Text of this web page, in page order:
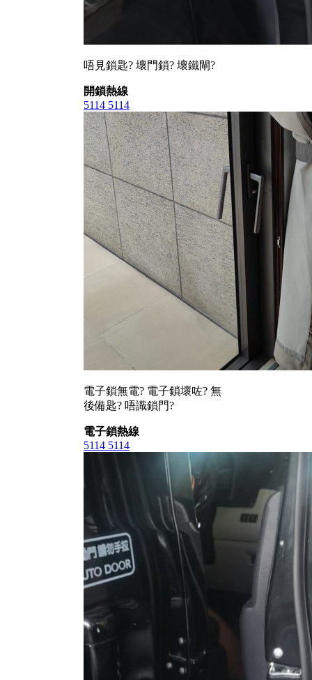
唔見鎖匙? 壞門鎖? 壞鐵閘?
開鎖熱線
5114 5114
電子鎖無電? 電子鎖壞咗? 無
後備匙? 唔識鎖門?
電子鎖熱線
5114 5114